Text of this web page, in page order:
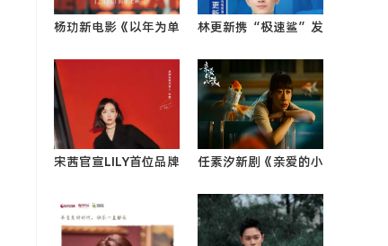
杨玏新电影《以年为单
映后0
林更新携“极速鲨”发
护0
宋茜官宣LILY首位品牌
松的高级感0
任素汐新剧《亲爱的小
妈”情0